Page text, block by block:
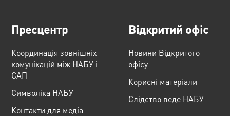
Пресцентр
Координація зовнішніх
комунікацій між НАБУ і
САП
Cимволіка НАБУ
Контакти для медіа
Відкритий офіс
Новини Відкритого
офісу
Корисні матеріали
Слідство веде НАБУ